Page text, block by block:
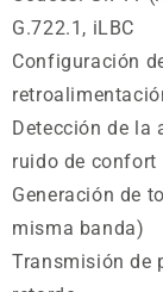
G.722.1, iLBC
Configuración
Detección de la
ruido de confort
Generación de
misma banda)
Transmisión de